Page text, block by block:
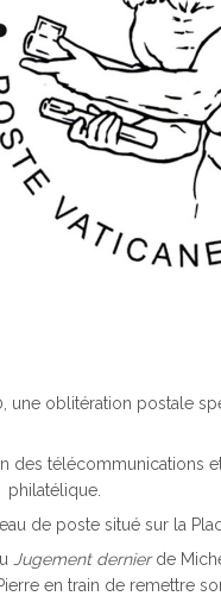
une oblitération postale
des
philatélique.
de poste situé sur la
Jugement dernierde
en train de remettre